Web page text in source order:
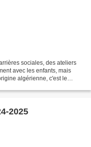
sociales, des ateliers
avec les enfants, mais
algérienne, c'est le
2025